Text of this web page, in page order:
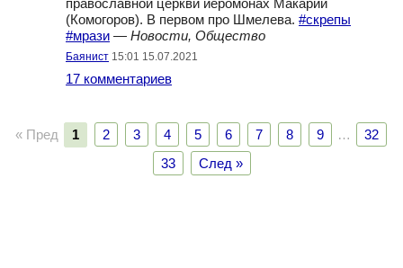
православной церкви иеромонах Макарий
(Комогоров). В первом про Шмелева. #скрепы
#мрази — Новости, Общество
Баянист 15:01 15.07.2021
17 комментариев
« Пред 1 2 3 4 5 6 7 8 9 …
32
33
След »